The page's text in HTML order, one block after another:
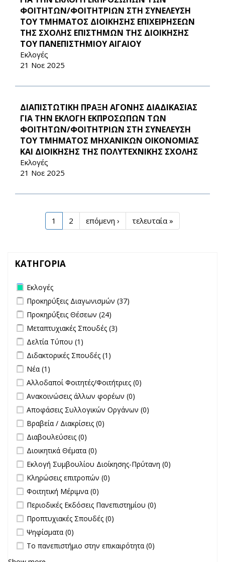
ΦΟΙΤΗΤΩΝ/ΦΟΙΤΗΤΡΙΩΝ ΣΤΗ ΣΥΝΕΛΕΥΣΗ
ΤΟΥ ΤΜΗΜΑΤΟΣ ΔΙΟΙΚΗΣΗΣ ΕΠΙΧΕΙΡΗΣΕΩΝ
ΤΗΣ ΣΧΟΛΗΣ ΕΠΙΣΤΗΜΩΝ ΤΗΣ ΔΙΟΙΚΗΣΗΣ
ΤΟΥ ΠΑΝΕΠΙΣΤΗΜΙΟΥ ΑΙΓΑΙΟΥ
Εκλογές
21 Νοε 2025
ΔΙΑΠΙΣΤΩΤΙΚΗ ΠΡΑΞΗ ΑΓΟΝΗΣ ΔΙΑΔΙΚΑΣΙΑΣ
ΓΙΑ ΤΗΝ ΕΚΛΟΓΗ ΕΚΠΡΟΣΩΠΩΝ ΤΩΝ
ΦΟΙΤΗΤΩΝ/ΦΟΙΤΗΤΡΙΩΝ ΣΤΗ ΣΥΝΕΛΕΥΣΗ
ΤΟΥ ΤΜΗΜΑΤΟΣ ΜΗΧΑΝΙΚΩΝ ΟΙΚΟΝΟΜΙΑΣ
ΚΑΙ ΔΙΟΙΚΗΣΗΣ ΤΗΣ ΠΟΛΥΤΕΧΝΙΚΗΣ ΣΧΟΛΗΣ
Εκλογές
21 Νοε 2025
1 2 επόμενη › τελευταία »
ΚΑΤΗΓΟΡΙΑ
Remove Εκλογές filter
Εκλογές
Apply Προκηρύξεις Διαγωνισμών filter
Προκηρύξεις Διαγωνισμών (37)
Apply Προκηρύξεις Θέσεων filter
Προκηρύξεις Θέσεων (24)
Apply Μεταπτυχιακές Σπουδές filter
Μεταπτυχιακές Σπουδές (3)
Apply Δελτία Τύπου filter
Δελτία Τύπου (1)
Apply Διδακτορικές Σπουδές filter
Διδακτορικές Σπουδές (1)
Apply Νέα filter
Νέα (1)
undefined
Αλλοδαποί Φοιτητές/Φοιτήτριες (0)
undefined
Ανακοινώσεις άλλων φορέων (0)
undefined
Αποφάσεις Συλλογικών Οργάνων (0)
undefined
Βραβεία / Διακρίσεις (0)
undefined
Διαβουλεύσεις (0)
undefined
Διοικητικά Θέματα (0)
undefined
Εκλογή Συμβουλίου Διοίκησης-Πρύτανη (0)
undefined
Κληρώσεις επιτροπών (0)
undefined
Φοιτητική Μέριμνα (0)
undefined
Περιοδικές Εκδόσεις Πανεπιστημίου (0)
undefined
Προπτυχιακές Σπουδές (0)
undefined
Ψηφίσματα (0)
undefined
Το πανεπιστήμιο στην επικαιρότητα (0)